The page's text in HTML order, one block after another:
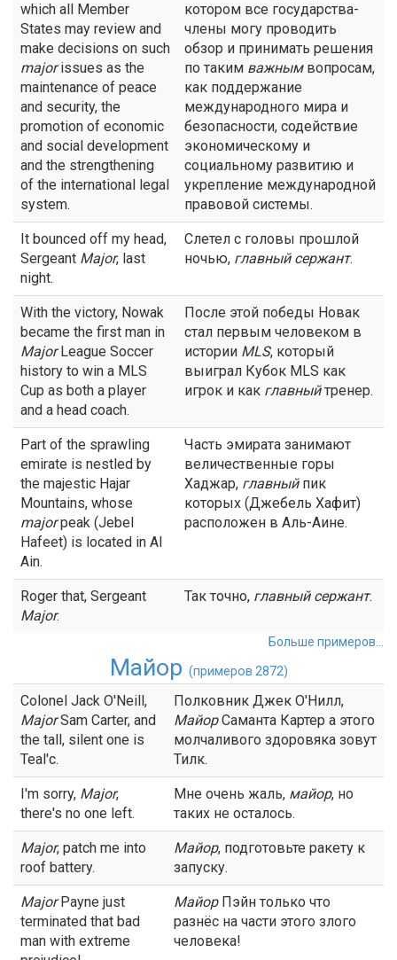
which all Member
States may review and
make decisions on such
majorissues as the
maintenance of peace
and security, the
promotion of economic
and social development
and the strengthening
of the international legal
system.
котором все государства-
члены могу проводить
обзор и принимать решения
по таким важнымвопросам,
как поддержание
международного мира и
безопасности, содействие
экономическому и
социальному развитию и
укрепление международной
правовой системы.
It bounced off my head,
Sergeant Major, last
night.
Слетел с головы прошлой
ночью, главныйсержант.
With the victory, Nowak
became the first man in
MajorLeague Soccer
history to win a MLS
Cup as both a player
and a head coach.
После этой победы Новак
стал первым человеком в
истории MLS, который
выиграл Кубок MLS как
игрок и как главныйтренер.
Part of the sprawling
emirate is nestled by
the majestic Hajar
Mountains, whose
majorpeak (Jebel
Hafeet) is located in Al
Ain.
Часть эмирата занимают
величественные горы
Хаджар, главныйпик
которых (Джебель Хафит)
расположен в Аль-Аине.
Roger that, Sergeant
Major.
Так точно, главныйсержант.
Больше примеров...
Майор (примеров 2872)
Colonel Jack O'Neill,
MajorSam Carter, and
the tall, silent one is
Teal'c.
Полковник Джек О'Нилл,
МайорСаманта Картер а этого
молчаливого здоровяка зовут
Тилк.
I'm sorry, Major,
there's no one left.
Мне очень жаль, майор, но
таких не осталось.
Major, patch me into
roof battery.
Майор, подготовьте ракету к
запуску.
MajorPayne just
terminated that bad
man with extreme
МайорПэйн только что
разнёс на части этого злого
человека!